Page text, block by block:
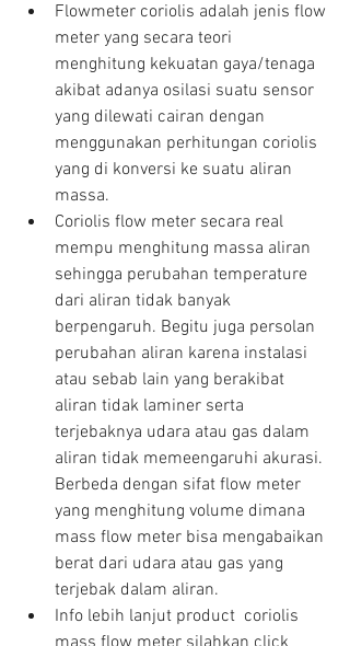
Flowmeter coriolis adalah jenis flow
meter yang secara teori
menghitung kekuatan gaya/tenaga
akibat adanya osilasi suatu sensor
yang dilewati cairan dengan
menggunakan perhitungan coriolis
yang di konversi ke suatu aliran
massa.
Coriolis flow meter secara real
mempu menghitung massa aliran
sehingga perubahan temperature
dari aliran tidak banyak
berpengaruh. Begitu juga persolan
perubahan aliran karena instalasi
atau sebab lain yang berakibat
aliran tidak laminer serta
terjebaknya udara atau gas dalam
aliran tidak memeengaruhi akurasi.
Berbeda dengan sifat flow meter
yang menghitung volume dimana
mass flow meter bisa mengabaikan
berat dari udara atau gas yang
terjebak dalam aliran.
Info lebih lanjut product  coriolis